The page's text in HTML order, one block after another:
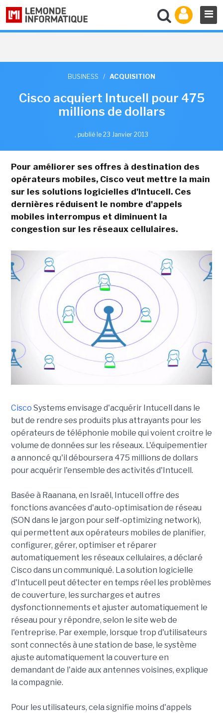
BUSINESS / ACQUISITION
Cisco acquiert Intucell pour 475
millions de dollars
, publié le 23 Janvier 2013
Pour améliorer ses offres à destination des
opérateurs mobiles, Cisco veut mettre la main
sur les solutions logicielles d'Intucell. Ces
dernières réduisent le nombre d'appels
mobiles interrompus et diminuent la
congestion sur les réseaux cellulaires.
Cisco Systems envisage d'acquérir Intucell dans le
but de rendre ses produits plus attrayants pour les
opérateurs de téléphonie mobile qui voient croitre le
volume de données sur les réseaux. L'équipementier
a annoncé qu'il déboursera 475 millions de dollars
pour acquérir l'ensemble des activités d'Intucell.
Basée à Raanana, en Israël, Intucell offre des
fonctions avancées d'auto-optimisation de réseau
(SON dans le jargon pour self-optimizing network),
qui permettent aux opérateurs mobiles de planifier,
configurer, gérer, optimiser et réparer
automatiquement les réseaux cellulaires, a déclaré
Cisco dans un communiqué. La solution logicielle
d'Intucell peut détecter en temps réel les problèmes
de couverture, les surcharges et autres
dysfonctionnements et ajuster automatiquement le
réseau pour y répondre, selon le site web de
l'entreprise. Par exemple, lorsque trop d'utilisateurs
sont connectés à une station de base, le système
ajuste automatiquement la couverture en
demandant de l'aide aux antennes voisines, explique
la compagnie.
Pour les utilisateurs, cela signifie moins d'appels